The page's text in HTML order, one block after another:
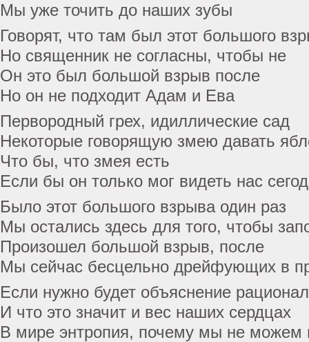
Мы уже точить до наших зубы
Говорят, что там был этот большого
Но священник не согласны, чтобы не
Он это был большой взрыв после
Но он не подходит Адам и Ева
Первородный грех, идиллические сад
Некоторые говорящую змею давать
Что бы, что змея есть
Если бы он только мог видеть нас
Было этот большого взрыва один раз
Мы остались здесь для того, чтобы
Произошел большой взрыв, после
Мы сейчас бесцельно дрейфующих в
Если нужно будет объяснение
И что это значит и вес наших сердцах
В мире энтропия, почему мы не можем